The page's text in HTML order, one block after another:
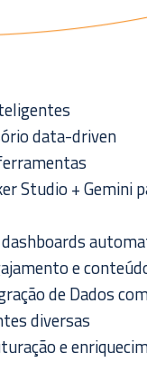
data-driven
Studio + Gemini
e
de Dados
diversas
e